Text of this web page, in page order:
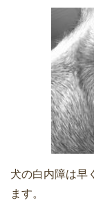
犬の白内障は早
ます。